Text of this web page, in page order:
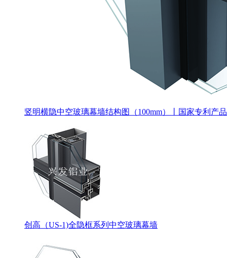
竖明横隐中空玻璃幕墙结构图（100mm）丨国家专利产
创高（US-1)全隐框系列中空玻璃幕墙